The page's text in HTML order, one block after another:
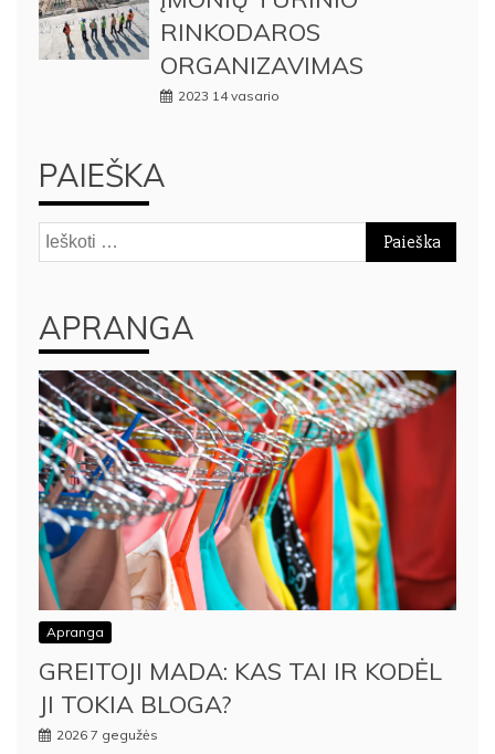
RINKODAROS
ORGANIZAVIMAS
2023 14 vasario
PAIEŠKA
Ieškoti:
APRANGA
Apranga
GREITOJI MADA: KAS TAI IR KODĖL
JI TOKIA BLOGA?
2026 7 gegužės